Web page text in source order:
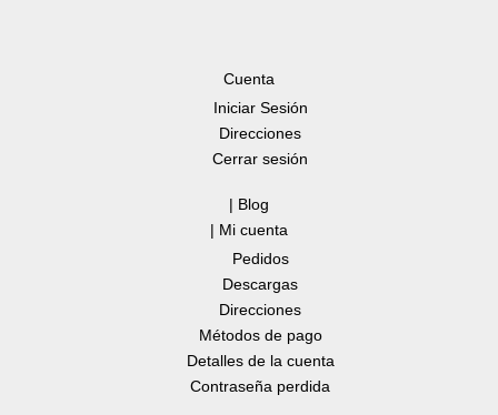
Cuenta
Iniciar Sesión
Direcciones
Cerrar sesión
| Blog
| Mi cuenta
Pedidos
Descargas
Direcciones
Métodos de pago
Detalles de la cuenta
Contraseña perdida